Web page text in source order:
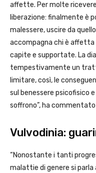
affette. Per molte
liberazione: finalmente è
malessere, uscire da
accompagna chi è affetta
capite e supportate. La
tempestivamente un
limitare, così, le
sul benessere psicofisico
soffrono”, ha
Vulvodinia:
“Nonostante i tanti
malattie di genere si